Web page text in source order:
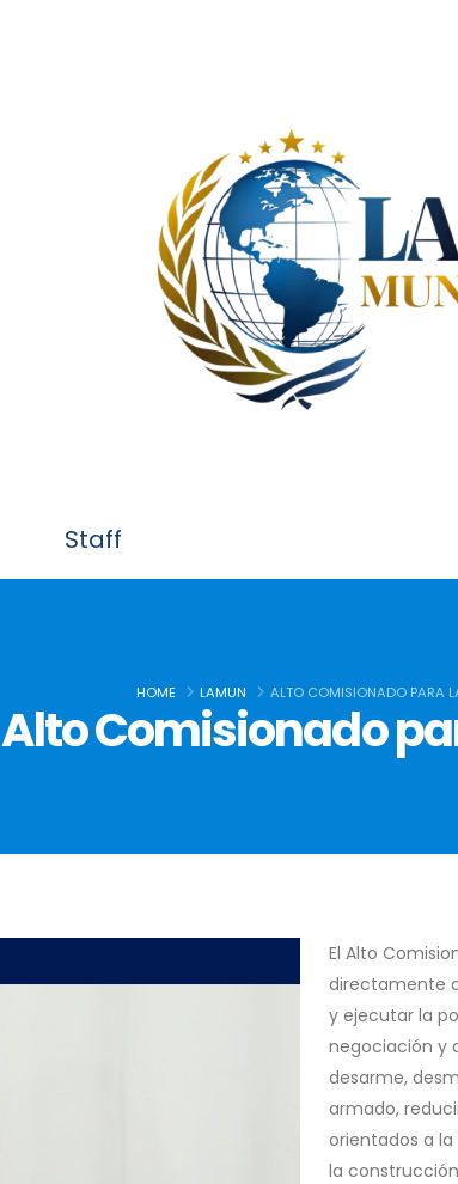
Staff
HOME LAMUN ALTO COMISIONADO PARA
Alto Comisionado
El Alto
directamente
y ejecutar la
negociación y
desarme,
armado,
orientados a
la